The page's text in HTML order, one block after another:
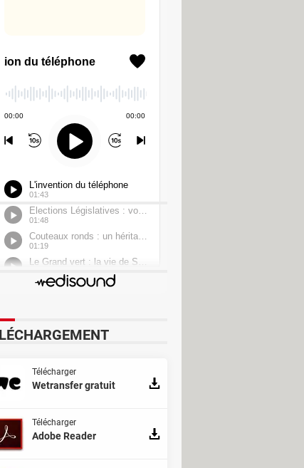
Télécharger
Wetransfer gratuit
Télécharger
Adobe Reader